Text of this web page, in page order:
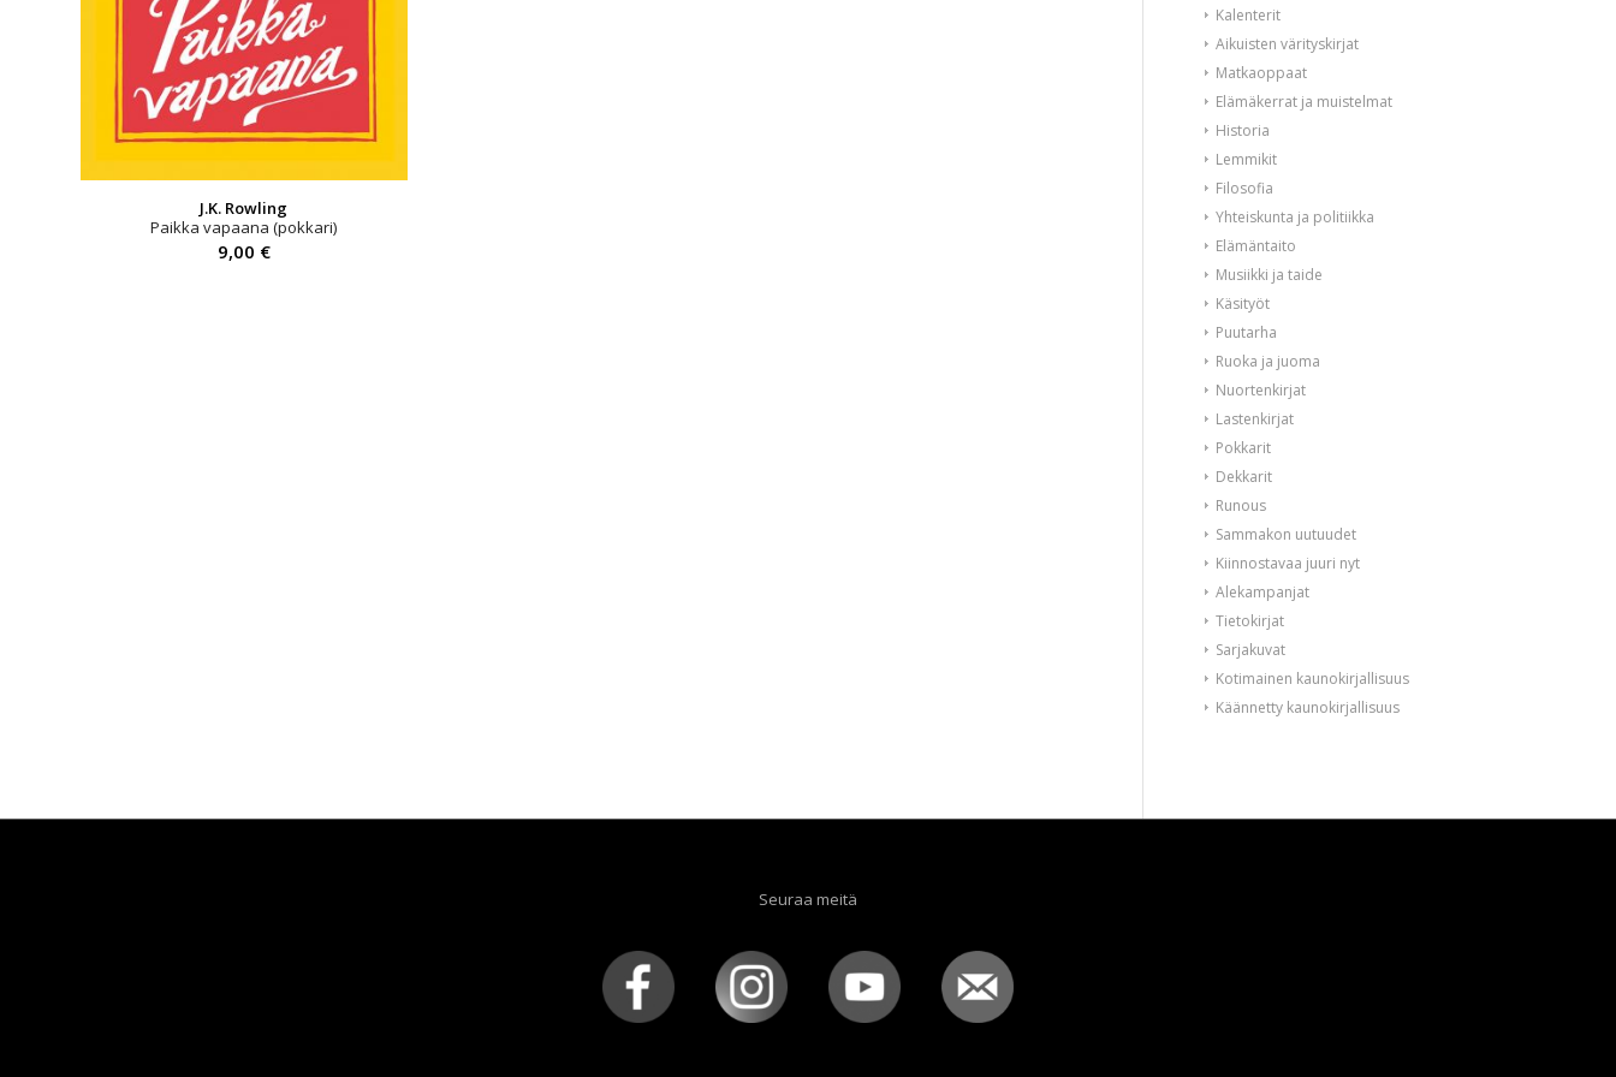
J.K. Rowling
Paikka vapaana (pokkari)
9,00 €
Kalenterit
Aikuisten värityskirjat
Matkaoppaat
Elämäkerrat ja muistelmat
Historia
Lemmikit
Filosofia
Yhteiskunta ja politiikka
Elämäntaito
Musiikki ja taide
Käsityöt
Puutarha
Ruoka ja juoma
Nuortenkirjat
Lastenkirjat
Pokkarit
Dekkarit
Runous
Sammakon uutuudet
Kiinnostavaa juuri nyt
Alekampanjat
Tietokirjat
Sarjakuvat
Kotimainen kaunokirjallisuus
Käännetty kaunokirjallisuus
Seuraa meitä